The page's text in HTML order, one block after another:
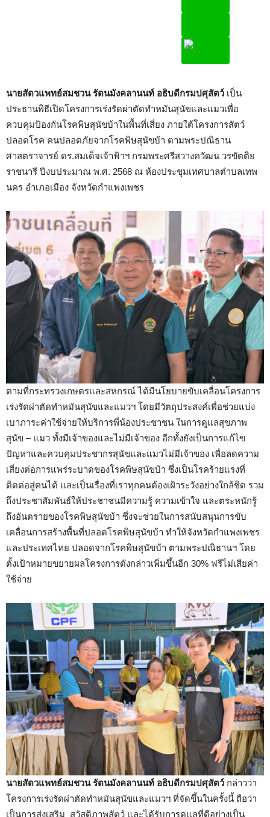
นายสัตวแพทย์สมชวน รัตนมังคลานนท์ อธิบดีกรมปศุสัตว์ เป็น
ประธานพิธีเปิดโครงการเร่งรัดผ่าตัดทำหมันสุนัขและแมวเพื่อ
ควบคุมป้องกันโรคพิษสุนัขบ้าในพื้นที่เสี่ยง ภายใต้โครงการสัตว์
ปลอดโรค คนปลอดภัยจากโรคพิษสุนัขบ้า ตามพระปณิธาน
ศาสตราจารย์ ดร.สมเด็จเจ้าฟ้าฯ กรมพระศรีสวางควัฒน วรขัตติย
ราชนารี ปีงบประมาณ พ.ศ. 2568 ณ ห้องประชุมเทศบาลตำบลเทพ
นคร อำเภอเมือง จังหวัดกำแพงเพชร
ตามที่กระทรวงเกษตรและสหกรณ์ ได้มีนโยบายขับเคลื่อนโครงการ
เร่งรัดผ่าตัดทำหมันสุนัขและแมวฯ โดยมีวัตถุประสงค์เพื่อช่วยแบ่ง
เบาภาระค่าใช้จ่ายให้บริการพี่น้องประชาชน ในการดูแลสุขภาพ
สุนัข – แมว ทั้งมีเจ้าของและไม่มีเจ้าของ อีกทั้งยังเป็นการแก้ไข
ปัญหาและควบคุมประชากรสุนัขและแมวไม่มีเจ้าของ เพื่อลดความ
เสี่ยงต่อการแพร่ระบาดของโรคพิษสุนัขบ้า ซึ่งเป็นโรคร้ายแรงที่
ติดต่อสู่คนได้ และเป็นเรื่องที่เราทุกคนต้องเฝ้าระวังอย่างใกล้ชิด รวม
ถึงประชาสัมพันธ์ให้ประชาชนมีความรู้ ความเข้าใจ และตระหนักรู้
ถึงอันตรายของโรคพิษสุนัขบ้า ซึ่งจะช่วยในการสนับสนุนการขับ
เคลื่อนการสร้างพื้นที่ปลอดโรคพิษสุนัขบ้า ทำให้จังหวัดกำแพงเพชร
และประเทศไทย ปลอดจากโรคพิษสุนัขบ้า ตามพระปณิธานฯ โดย
ตั้งเป้าหมายขยายผลโครงการดังกล่าวเพิ่มขึ้นอีก 30% ฟรีไม่เสียค่า
ใช้จ่าย
นายสัตวแพทย์สมชวน รัตนมังคลานนท์ อธิบดีกรมปศุสัตว์ กล่าวว่า
โครงการเร่งรัดผ่าตัดทำหมันสุนัขและแมวฯ ที่จัดขึ้นในครั้งนี้ ถือว่า
เป็นการส่งเสริม สวัสดิภาพสัตว์ และได้รับการดูแลที่ดีอย่างเป็น